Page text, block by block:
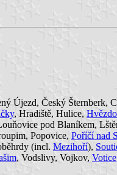
Újezd, Český Šternberk,
, Hradiště, Hulice,
pod Blaníkem,
Popovice, Poříčí nad
(incl. Mezihoří),
, Vodslivy, Vojkov, Votice